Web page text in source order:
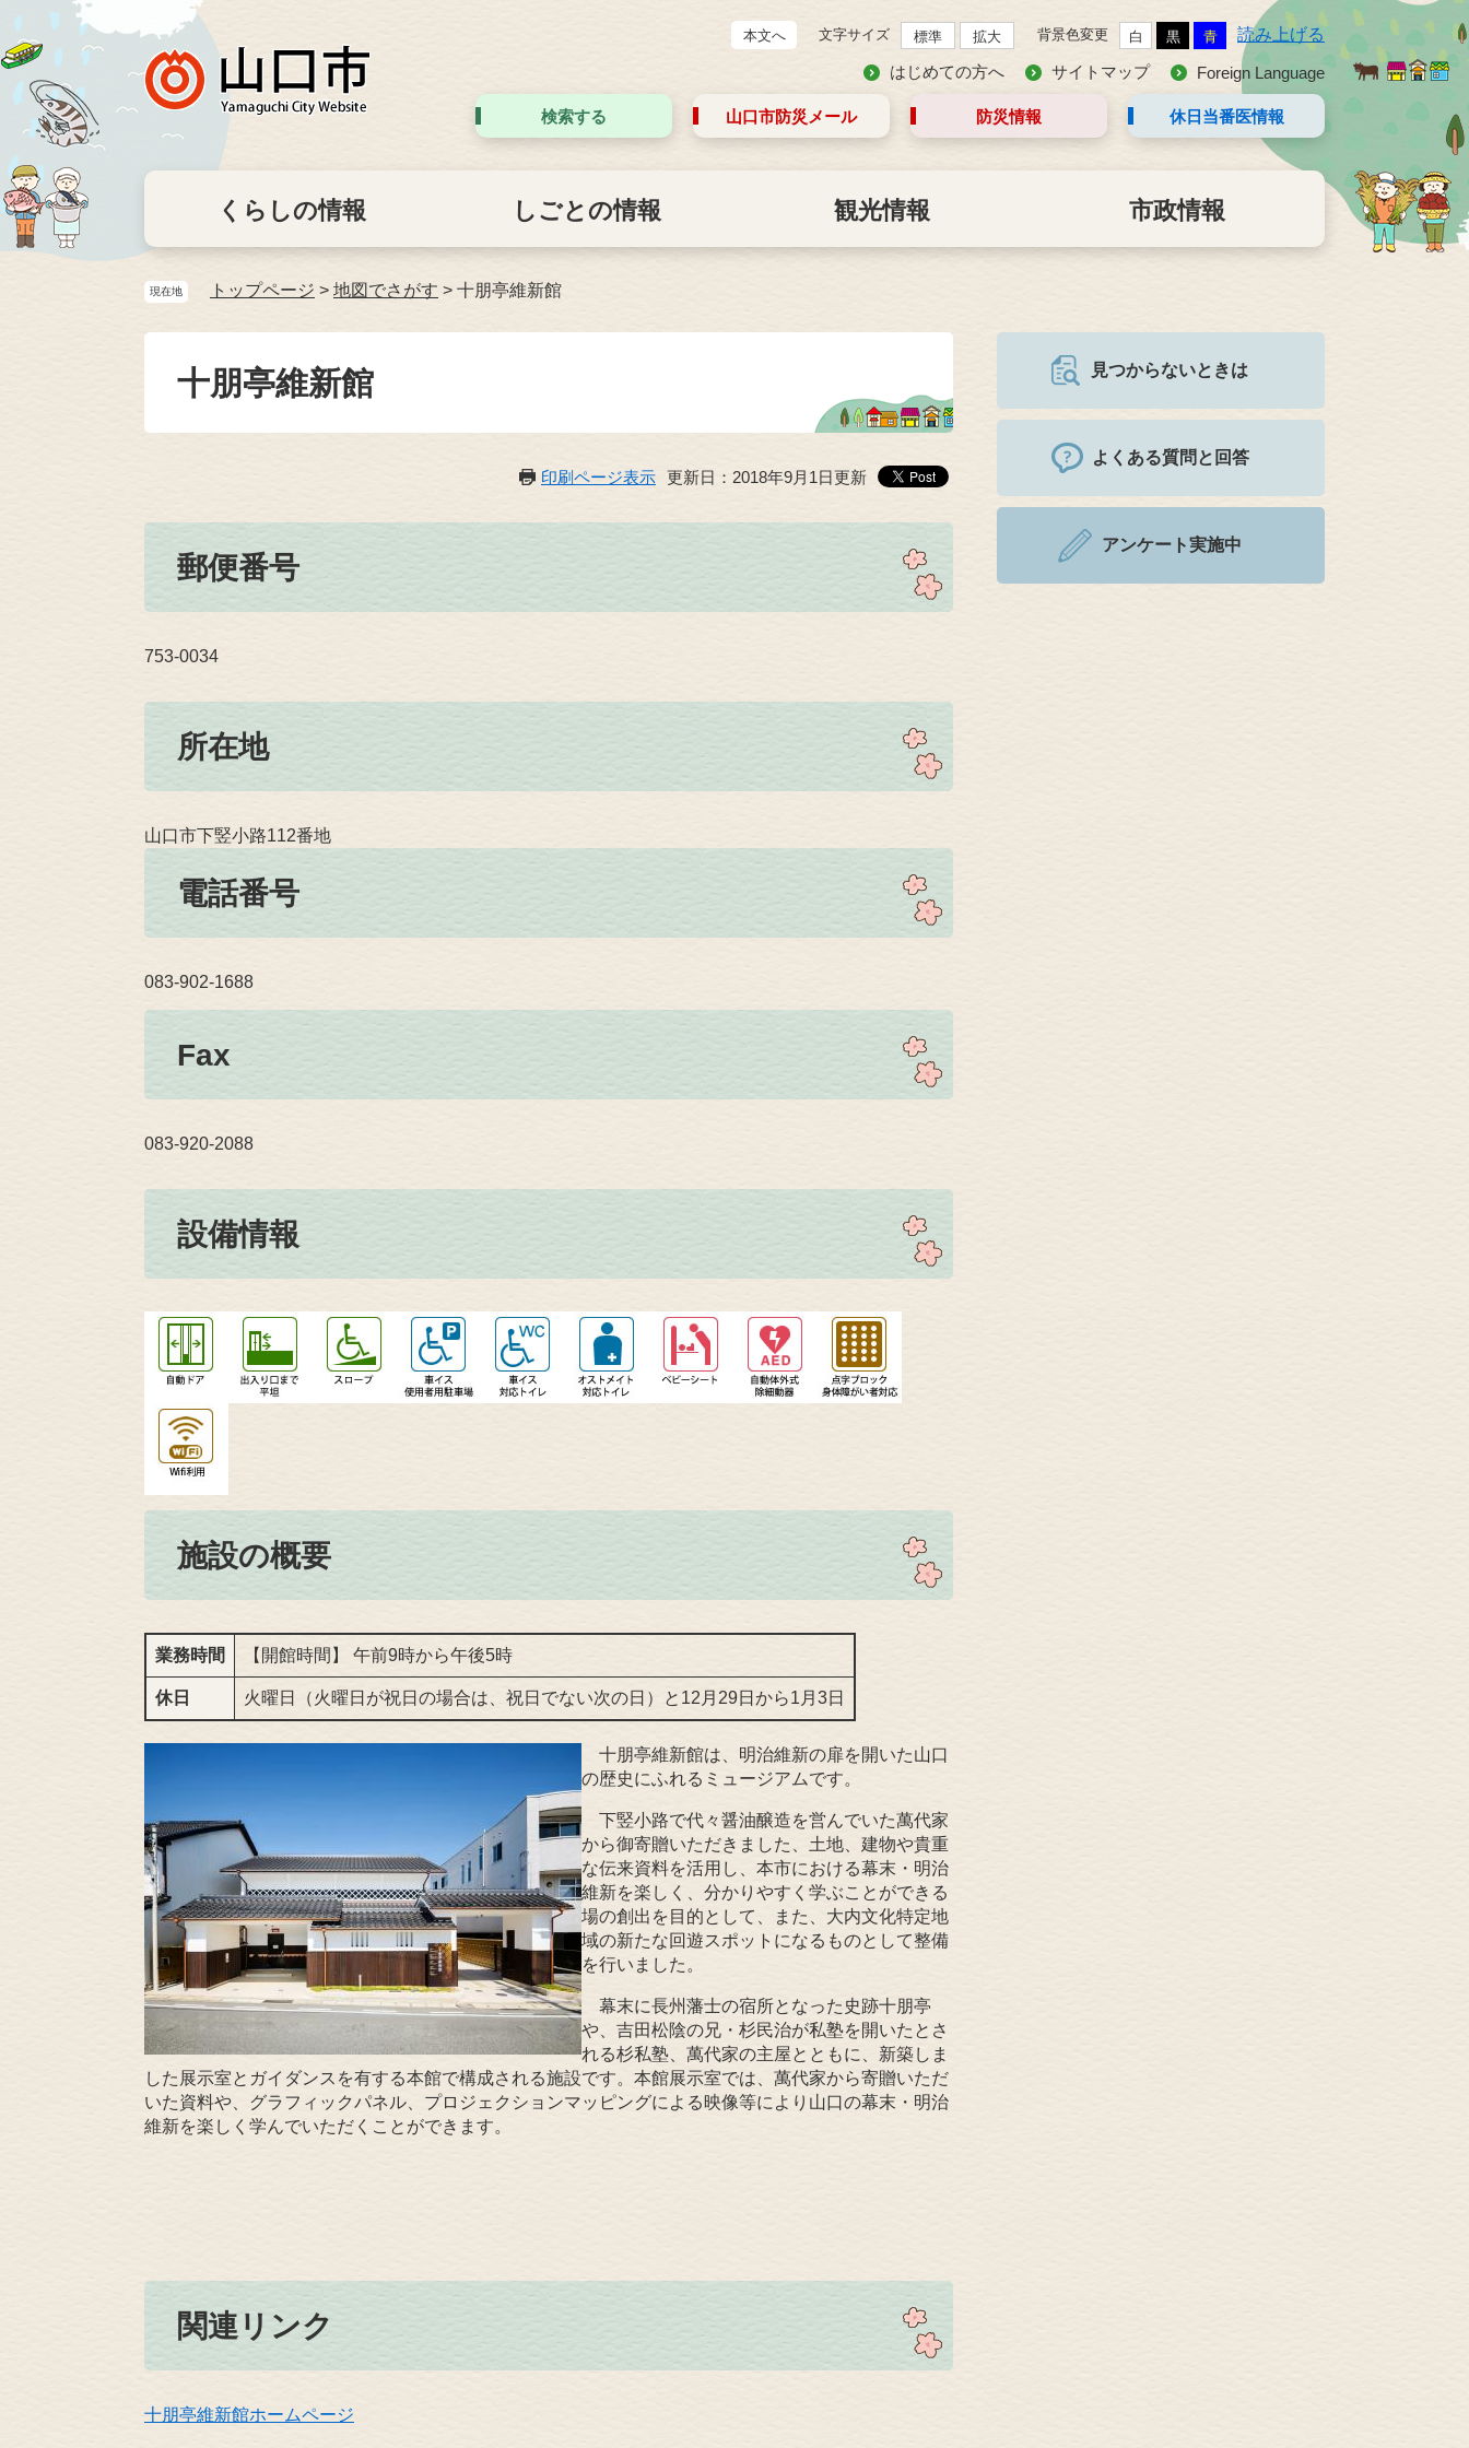
本文へ 文字サイズ 標準 拡大 背景色変更 白 黒 青 読み上げる
はじめての方へ サイトマップ Foreign Language
検索する 山口市防災 メール 防災情報 休日当番医情報
くらしの情報 しごとの情報 観光情報 市政情報
現在地 トップページ > 地図でさがす > 十朋亭維新館
十朋亭維新館
印刷ページ表示 更新日：2018年9月1日更新
郵便番号
753-0034
所在地
山口市下竪小路112番地
電話番号
083-902-1688
Fax
083-920-2088
設備情報
施設の概要
業務時間 【開館時間】 午前9時から午後5時
休日 火曜日（火曜日が祝日の場合は、祝日でない次の日）と12月29日から1月3日
十朋亭維新館は、明治維新の扉を開いた山口
の歴史にふれるミュージアムです。
下竪小路で代々醤油醸造を営んでいた萬代家
から御寄贈いただきました、土地、建物や貴重
な伝来資料を活用し、本市における幕末・明治
維新を楽しく、分かりやすく学ぶことができる
場の創出を目的として、また、大内文化特定地
域の新たな回遊スポットになるものとして整備
を行いました。
幕末に長州藩士の宿所となった史跡十朋亭
や、吉田松陰の兄・杉民治が私塾を開いたとさ
れる杉私塾、萬代家の主屋とともに、新築しま
した展示室とガイダンスを有する本館で構成される施設です。本館展示室では、萬代家から寄贈いただ
いた資料や、グラフィックパネル、プロジェクションマッピングによる映像等により山口の幕末・明治
維新を楽しく学んでいただくことができます。
関連リンク
十朋亭維新館ホームページ
見つからないときは
よくある質問と回答
アンケート実施中